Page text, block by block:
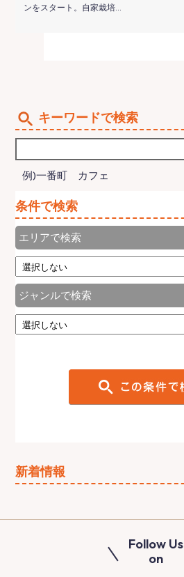
ンをスタート。自家栽培…
キーワードで検索
例)一番町 カフェ
条件で検索
エリアで検索
ジャンルで検索
新着情報
Follow Us
on